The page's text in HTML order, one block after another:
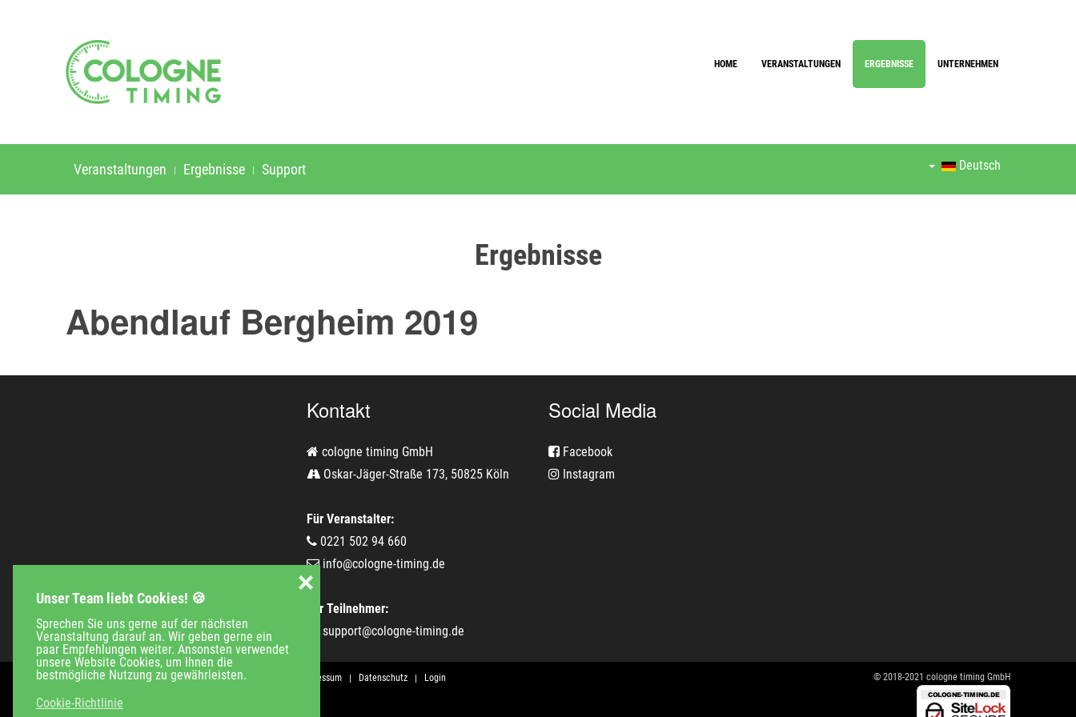
Unser Team liebt Cookies! 🍪
Sprechen Sie uns gerne auf der nächsten
Veranstaltung darauf an. Wir geben gerne ein
paar Empfehlungen weiter. Ansonsten verwendet
unsere Website Cookies, um Ihnen die
bestmögliche Nutzung zu gewährleisten.
Cookie-Richtlinie
❌
HOME VERANSTALTUNGEN ERGEBNISSE UNTERNEHMEN
Veranstaltungen Ergebnisse Support Deutsch
Ergebnisse
Abendlauf Bergheim 2019
Kontakt
cologne timing GmbH
Oskar-Jäger-Straße 173, 50825 Köln
Für Veranstalter:
0221 502 94 660
info@cologne-timing.de
Für Teilnehmer:
support@cologne-timing.de
Social Media
Facebook
Instagram
Veranstaltungen Unternehmen Jobs Impressum Datenschutz Login © 2018-2021 cologne timing GmbH